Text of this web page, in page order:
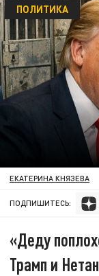
ПОЛИТИКА
ЕКАТЕРИНА КНЯЗЕВА
ПОДПИШИТЕСЬ:
«Деду
Трамп и